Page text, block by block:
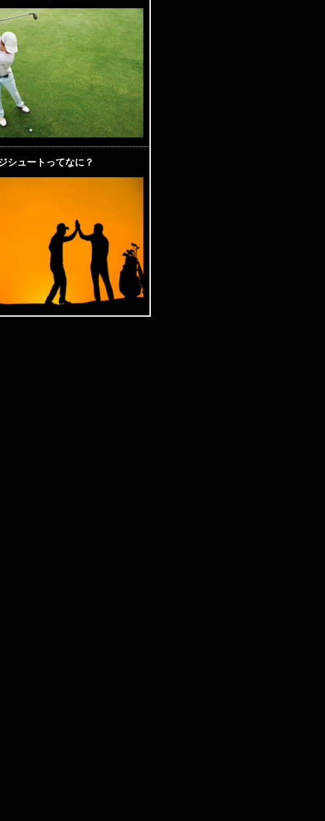
シュートってなに？